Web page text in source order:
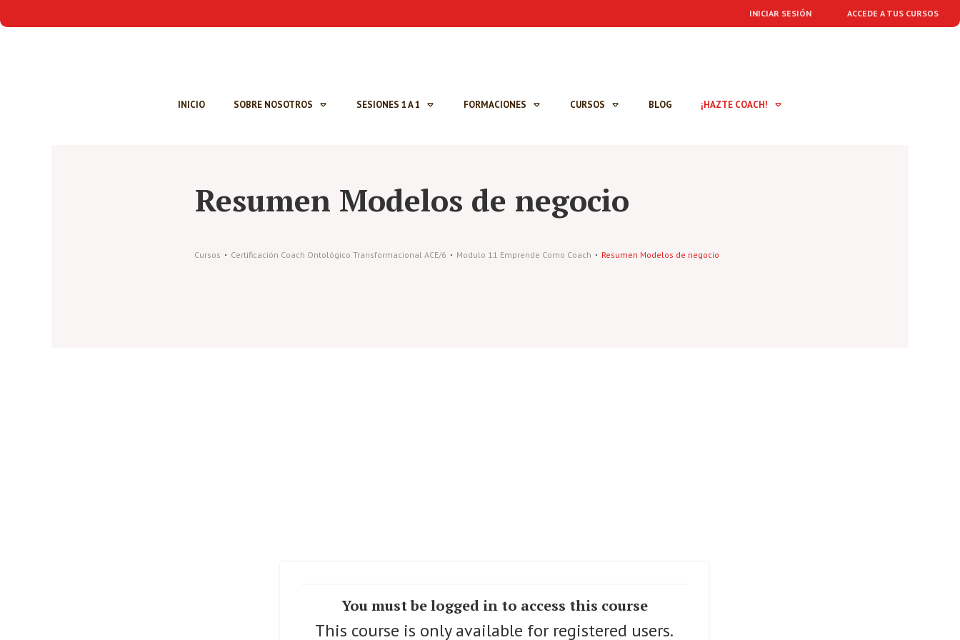
INICIAR SESIÓN ACCEDE A TUS CURSOS
INICIO SOBRE NOSOTROS SESIONES 1 A 1 FORMACIONES CURSOS BLOG ¡HAZTE COACH!
Resumen Modelos de negocio
Cursos Certificación Coach Ontológico Transformacional ACE/6 Modulo 11 Emprende Como Coach Resumen Modelos de negocio
You must be logged in to access this course
This course is only available for registered users.